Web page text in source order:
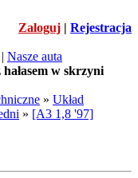
Zaloguj | Rejestracja
| Nasze auta
w skrzyni
» Układ
» [A3 1,8 '97]